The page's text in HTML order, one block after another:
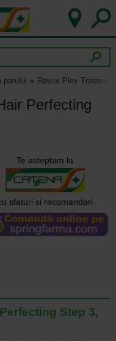
parului Revox Plex
Perfecting
Te asteptam la
sfaturi si recomandari
Step 3,